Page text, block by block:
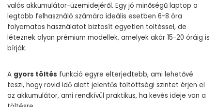
valós akkumulátor-üzemidejéről. Egy jó minőségű laptop a
legtöbb felhasználó számára ideális esetben 6-8 óra
folyamatos használatot biztosít egyetlen töltéssel, de
léteznek olyan prémium modellek, amelyek akár 15-20 óráig is
bírják.
A gyors töltés funkció egyre elterjedtebb, ami lehetővé
teszi, hogy rövid idő alatt jelentős töltöttségi szintet érjen el
az akkumulátor, ami rendkívül praktikus, ha kevés ideje van a